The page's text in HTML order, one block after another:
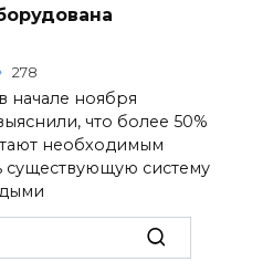
278
начале ноября
что более 50%
необходимым
существующую систему